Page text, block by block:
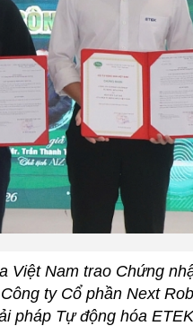
Việt Nam trao Chứng
ty Cổ phần Next
pháp Tự động hóa ETEK